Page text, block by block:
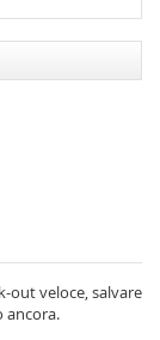
out veloce, salvare
ancora.